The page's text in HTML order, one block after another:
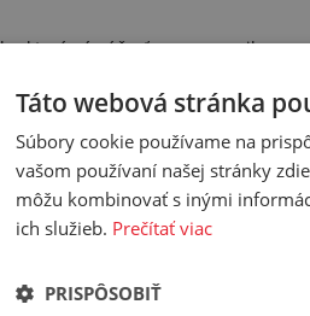
ktorú sú súčasťou ceny spojky
Táto webová stránka
Súbory cookie používame na
vašom používaní našej stránky
môžu kombinovať s inými
ich služieb. Prečítať viac
PRISPÔSOBIŤ